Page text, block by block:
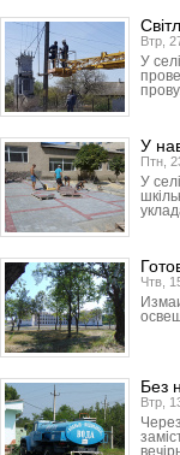
Втр,
У
У
Птн,
У
Чтв,
Без
Втр,